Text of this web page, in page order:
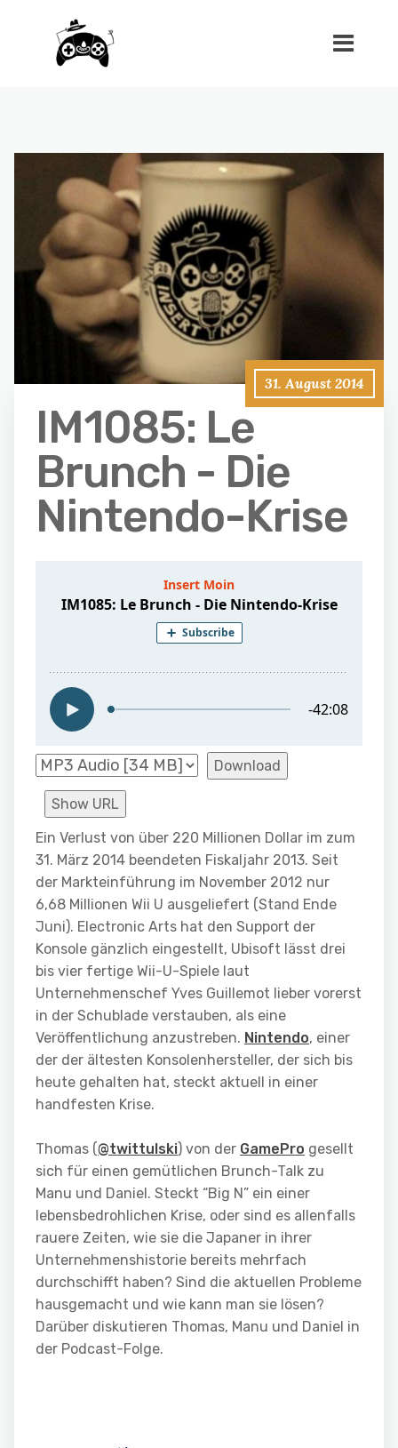
31. August 2014
IM1085: Le
Brunch - Die
Nintendo-Krise
Download
Show URL
Ein Verlust von über 220 Millionen Dollar im zum
31. März 2014 beendeten Fiskaljahr 2013. Seit
der Markteinführung im November 2012 nur
6,68 Millionen Wii U ausgeliefert (Stand Ende
Juni). Electronic Arts hat den Support der
Konsole gänzlich eingestellt, Ubisoft lässt drei
bis vier fertige Wii-U-Spiele laut
Unternehmenschef Yves Guillemot lieber vorerst
in der Schublade verstauben, als eine
Veröffentlichung anzustreben. Nintendo, einer
der der ältesten Konsolenhersteller, der sich bis
heute gehalten hat, steckt aktuell in einer
handfesten Krise.
Thomas (@twittulski) von der GamePro gesellt
sich für einen gemütlichen Brunch-Talk zu
Manu und Daniel. Steckt “Big N” ein einer
lebensbedrohlichen Krise, oder sind es allenfalls
rauere Zeiten, wie sie die Japaner in ihrer
Unternehmenshistorie bereits mehrfach
durchschifft haben? Sind die aktuellen Probleme
hausgemacht und wie kann man sie lösen?
Darüber diskutieren Thomas, Manu und Daniel in
der Podcast-Folge.